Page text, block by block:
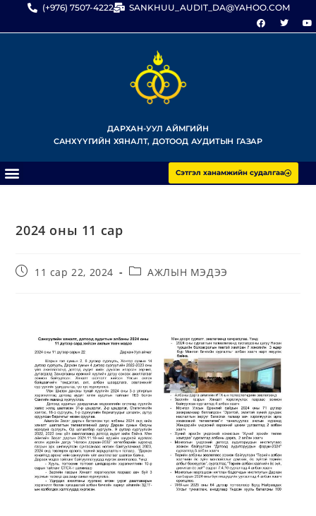
(+976) 7507-4222 SANKHUU_AUDIT_DA@YAHOO.COM
ДАРХАН-УУЛ АЙМГИЙН
САНХҮҮГИЙН ХЯНАЛТ, ДОТООД АУДИТЫН ГАЗАР
Сэтгэл ханамжийн судалгаа
2024 оны 11 сар
11 сар 22, 2024 АЖЛЫН МЭДЭЭ